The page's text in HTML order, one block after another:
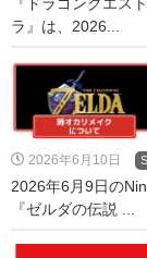
ラ』は、2026...
2026年6月10日
2026年6月9日の
『ゼルダの伝説 ...